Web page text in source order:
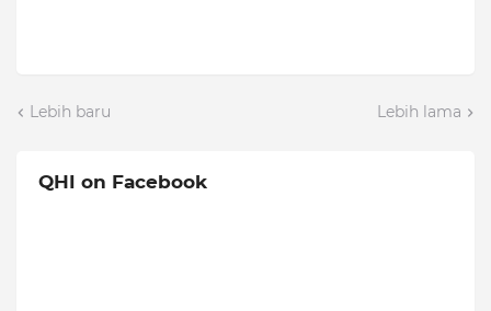
Lebih baru Lebih lama
QHI on Facebook